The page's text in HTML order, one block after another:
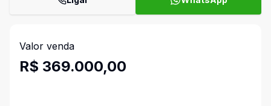
Valor venda
R$ 369.000,00